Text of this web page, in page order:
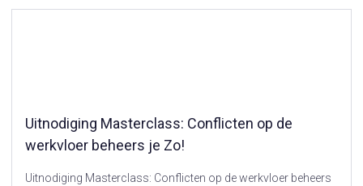
Uitnodiging Masterclass: Conflicten op de
werkvloer beheers je Zo!
Uitnodiging Masterclass: Conflicten op de werkvloer beheers